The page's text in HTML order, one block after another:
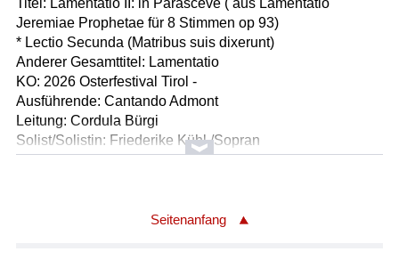
Jeremiae Prophetae für 8 Stimmen op 93)
* Lectio Secunda (Matribus suis dixerunt)
Anderer Gesamttitel: Lamentatio
KO: 2026 Osterfestival Tirol -
Ausführende: Cantando Admont
Leitung: Cordula Bürgi
Solist/Solistin: Friederike Kühl /Sopran
Solist/Solistin: Elina Viluma-Helling /Sopran
Solist/Solistin: Hugo Paulsson Stove /Tenor
Seitenanfang